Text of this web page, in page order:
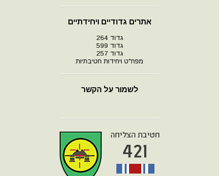
אתרים גדודיים ויחידתיים
גדוד 264
גדוד 599
גדוד 257
מפח"ט ויחידות חטיבתיות
לשמור על הקשר